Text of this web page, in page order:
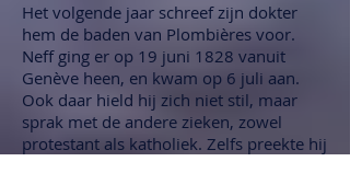
Het volgende jaar schreef zijn dokter
hem de baden van Plombières voor.
Neff ging er op 19 juni 1828 vanuit
Genève heen, en kwam op 6 juli aan.
Ook daar hield hij zich niet stil, maar
sprak met de andere zieken, zowel
protestant als katholiek. Zelfs preekte hij